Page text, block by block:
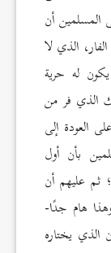
المسلمين أن
الذي لا
له حرية
الذي فر من
العودة إلى
بأن أول
ثم عليهم أن
هام جدًا-
الذي يختاره